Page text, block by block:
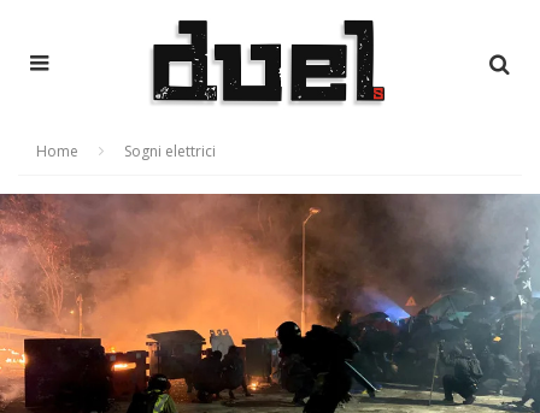
Home Sogni elettrici